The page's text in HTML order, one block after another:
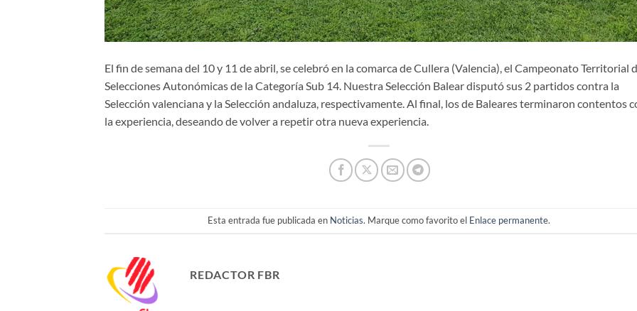
El fin de semana del 10 y 11 de abril, se celebró en la comarca de Cullera (Valencia), el Campeonato Territorial
Selecciones Autonómicas de la Categoría Sub 14. Nuestra Selección Balear disputó sus 2 partidos contra la
Selección valenciana y la Selección andaluza, respectivamente. Al final, los de Baleares terminaron contentos
la experiencia, deseando de volver a repetir otra nueva experiencia.
Esta entrada fue publicada en Noticias. Marque como favorito el Enlace permanente.
REDACTOR FBR